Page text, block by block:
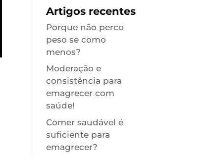
Artigos recentes
Porque não perco
peso se como
menos?
Moderação e
consistência para
emagrecer com
saúde!
Comer saudável é
suficiente para
emagrecer?